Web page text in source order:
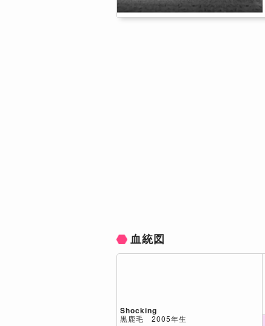
血統図
Shocking
黒鹿毛 2005年生